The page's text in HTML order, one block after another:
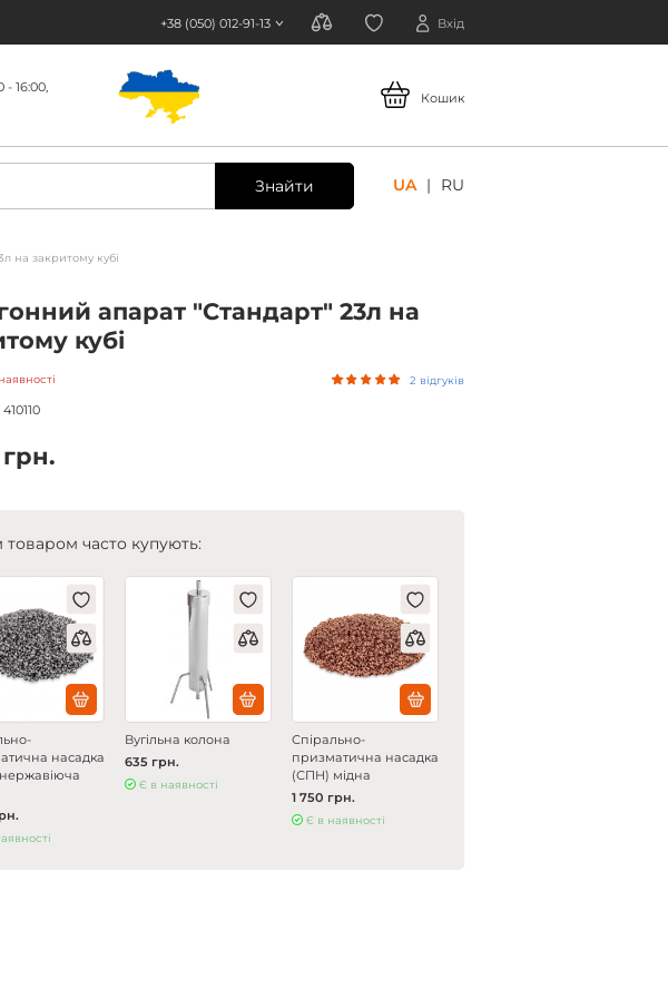
Вхід
+38 (050) 012-91-13
- 16:00,
Кошик
Знайти UA RU
на закритому кубі
апарат "Стандарт" 23л на
кубі
2 відгуків
410110
часто купують:
насадка
Вугільна колона
635 грн.
Є в наявності
Спірально-
призматична насадка
(СПН) мідна
1 750 грн.
Є в наявності